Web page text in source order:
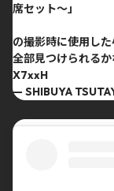
席セット〜」
の撮影時に使用し
全部見つけられる
X7xxH
— SHIBUYA